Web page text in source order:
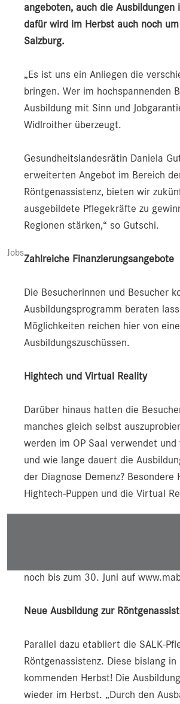
Jobs
angeboten, auch die
dafür wird im Herbst auch noch
Salzburg.
„Es ist uns ein Anliegen die
bringen. Wer im hochspannenden
Ausbildung mit Sinn und
Widlroither überzeugt.
Gesundheitslandesrätin Daniela
erweiterten Angebot im Bereich
Röntgenassistenz, bieten wir
ausgebildete Pflegekräfte zu
Regionen stärken,“ so Gutschi.
Zahlreiche Finanzierungsangebote
Die Besucherinnen und Besucher
Ausbildungsprogramm beraten
Möglichkeiten reichen hier von
Ausbildungszuschüssen.
Hightech und Virtual Reality
Darüber hinaus hatten die
manches gleich selbst
werden im OP Saal verwendet
und wie lange dauert die
der Diagnose Demenz?
Hightech-Puppen und die Virtual
noch bis zum 30. Juni auf
Neue Ausbildung zur
Parallel dazu etabliert die SALK-
Röntgenassistenz. Diese bislang
kommenden Herbst! Die
wieder im Herbst. „Durch den